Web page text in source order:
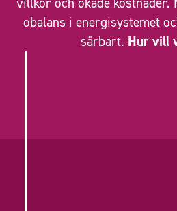
obalans i energisystemet
sårbart. Hur vill